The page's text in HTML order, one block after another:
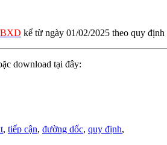
kể từ ngày 01/02/2025 theo quy
download tại đây:
, tiếp cận, đường dốc, quy định,